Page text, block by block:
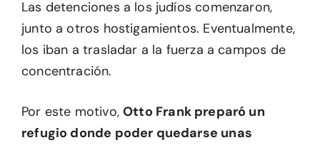
Las detenciones a los judíos comenzaron,
junto a otros hostigamientos. Eventualmente,
los iban a trasladar a la fuerza a campos de
concentración.
Por este motivo,Otto Frank preparó un
refugio donde poder quedarse unas